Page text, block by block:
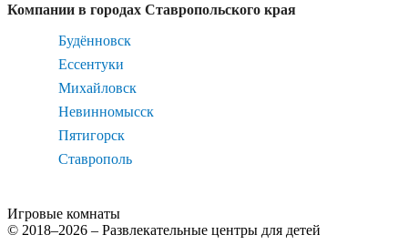
Компании в городах Ставропольского края
Будённовск
Ессентуки
Михайловск
Невинномысск
Пятигорск
Ставрополь
Игровые комнаты
© 2018–2026 – Развлекательные центры для детей